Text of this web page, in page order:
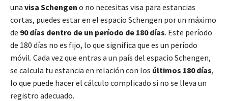
una visa Schengen o no necesitas visa para estancias
cortas, puedes estar en el espacio Schengen por un máximo
de 90 días dentro de un período de 180 días. Este período
de 180 días no es fijo, lo que significa que es un período
móvil. Cada vez que entras a un país del espacio Schengen,
se calcula tu estancia en relación con los últimos 180 días,
lo que puede hacer el cálculo complicado si no se lleva un
registro adecuado.